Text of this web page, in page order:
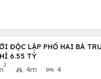
ĐỘC LẬP PHỐ HAI BÀ
6.55 TỶ
2
· 4m · 4